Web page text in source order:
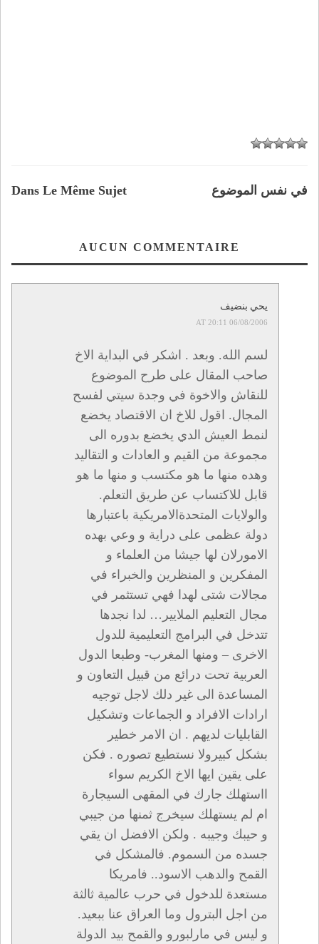
Dans Le Même Sujet في نفس الموضوع
AUCUN COMMENTAIRE
يحي بنضيف
06/08/2006 AT 20:11
لسم الله. وبعد . اشكر في البداية الاخ
صاحب المقال على طرح الموضوع
للنقاش والاخوة في وجدة سيتي لفسح
المجال. اقول للاخ ان الاقتصاد يخضع
لنمط العيش الدي يخضع بدوره الى
مجموعة من القيم و العادات و التقاليد
وهده منها ما هو مكتسب و منها ما هو
قابل للاكتساب عن طريق التعلم.
والولايات المتحدةالامريكية باعتبارها
دولة عظمى على دراية و وعي بهده
الامورلان لها جيشا من العلماء و
المفكرين و المنظرين والخبراء في
مجالات شتى لهدا فهي تستثمر في
مجال التعليم الملايير… لدا نجدها
تتدخل في البرامج التعليمية للدول
الاخرى – ومنها المغرب- وطبعا الدول
العربية تحت درائع من قبيل التعاون و
المساعدة الى غير دلك لاجل توجيه
ارادات الافراد و الجماعات وتشكيل
القابليات لديهم . ان الامر خطير
بشكل كبيرولا نستطيع تصوره . فكن
على يقين ايها الاخ الكريم سواء
ااستهلك جارك في المقهى السيجارة
ام لم يستهلك سيخرج ثمنها من جيبي
و حيبك وجيبه . ولكن الافضل ان يقي
جسده من السموم. فالمشكل في
القمح والدهب الاسود.. فامريكا
مستعدة للدخول في حرب عالمية ثالثة
من اجل البترول وما العراق عنا ببعيد.
و ليس في مارلبورو والقمح بيد الدولة